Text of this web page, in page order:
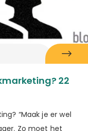
22
“Maak je er wel
Zo moet het